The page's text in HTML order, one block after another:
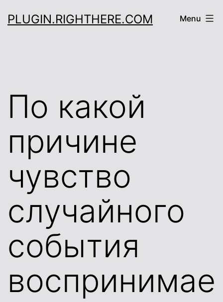
toPLUGIN.RIGHTHERE.COM Menu
По какой
причине
чувство
случайного
события
воспринимае